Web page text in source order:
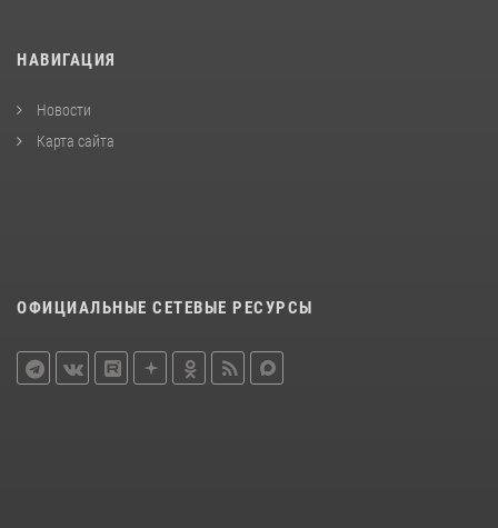
НАВИГАЦИЯ
Новости
Карта сайта
ОФИЦИАЛЬНЫЕ СЕТЕВЫЕ РЕСУРСЫ